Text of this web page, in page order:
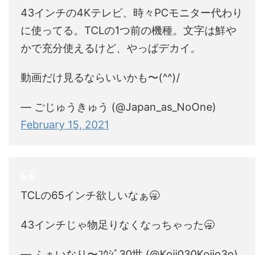
43インチの4Kテレビ、時々PCモニター代わり
に使ってる。TCLの1つ前の機種。文字は鮮や
かで充分使えるけど、やっぱデカイ。
動画だけ見るならいいかも〜(^^)/
— ごじゅうきゅう (@Japan_as_NoOne)
February 15, 2021
TCLの65インチ欲しいなぁ🥱
43インチじゃ物足りなくなっちゃった🥱